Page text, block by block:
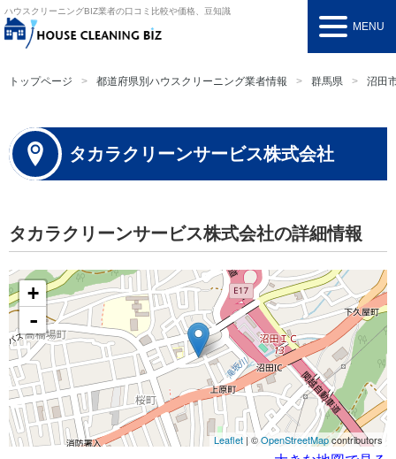
ハウスクリーニングBIZ業者の口コミ比較や価格、豆知識
MENU
トップページ 都道府県別ハウスクリーニング業者情報 群馬県 沼田
タカラクリーンサービス株式会社
タカラクリーンサービス株式会社の詳細情報
+
-
Leaflet | ©OpenStreetMapcontributors